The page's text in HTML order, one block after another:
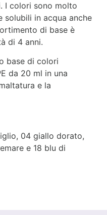
I colori sono molto
in acqua anche
di base è
di 4 anni.
base di colori
da 20 ml in una
e la
04 giallo dorato,
e 18 blu di